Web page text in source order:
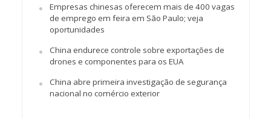
Empresas chinesas oferecem mais de 400 vagas
de emprego em feira em São Paulo; veja
oportunidades
China endurece controle sobre exportações de
drones e componentes para os EUA
China abre primeira investigação de segurança
nacional no comércio exterior